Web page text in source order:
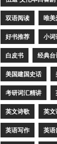
双语阅读 唯美
好书推荐 小词
白皮书 经典台
美国建国史话
考研词汇精讲
英文诗歌 英文
英语写作 英语